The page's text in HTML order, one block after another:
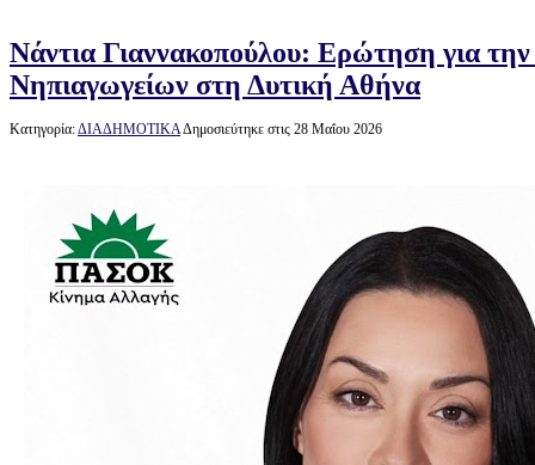
Νάντια Γιαννακοπούλου: Ερώτηση για
Νηπιαγωγείων στη Δυτική Αθήνα
Κατηγορία:ΔΙΑΔΗΜΟΤΙΚΑΔημοσιεύτηκε στις 28 Μαΐου 2026